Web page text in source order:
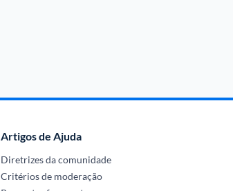
Artigos de Ajuda
Diretrizes da comunidade
Critérios de moderação